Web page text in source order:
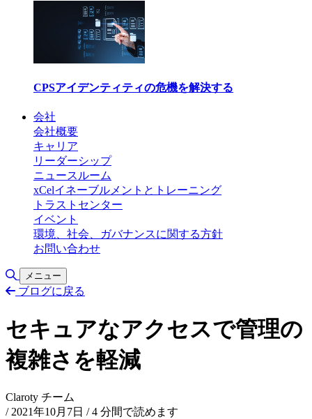
CPSアイデンティティの危機を解決する
会社
会社概要
キャリア
リーダーシップ
ニュースルーム
xCelイネーブルメントとトレーニング
トラストセンター
イベント
環境、社会、ガバナンスに関する方針
お問い合わせ
検索の切り替え
メニュー
ブログに戻る
セキュアなアクセスで管理の
複雑さを軽減
Claroty チーム
/ 2021年10月7日 /4 分間で読めます